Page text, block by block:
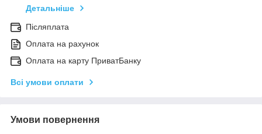
Детальніше
Післяплата
Оплата на рахунок
Оплата на карту ПриватБанку
Всі умови оплати
Умови повернення